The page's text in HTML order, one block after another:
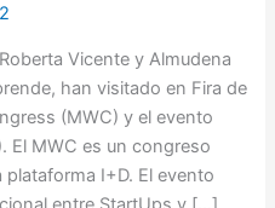
Vicente y Almudena
han visitado en Fira de
(MWC) y el evento
El MWC es un congreso
I+D. El evento